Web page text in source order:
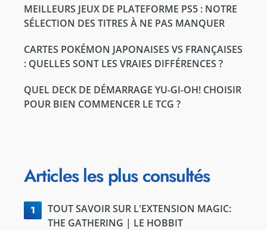
MEILLEURS JEUX DE PLATEFORME PS5 : NOTRE
SÉLECTION DES TITRES À NE PAS MANQUER
CARTES POKÉMON JAPONAISES VS FRANÇAISES
: QUELLES SONT LES VRAIES DIFFÉRENCES ?
QUEL DECK DE DÉMARRAGE YU-GI-OH! CHOISIR
POUR BIEN COMMENCER LE TCG ?
Articles les plus consultés
1
TOUT SAVOIR SUR L'EXTENSION MAGIC:
THE GATHERING | LE HOBBIT